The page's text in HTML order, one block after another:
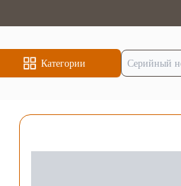
Категории